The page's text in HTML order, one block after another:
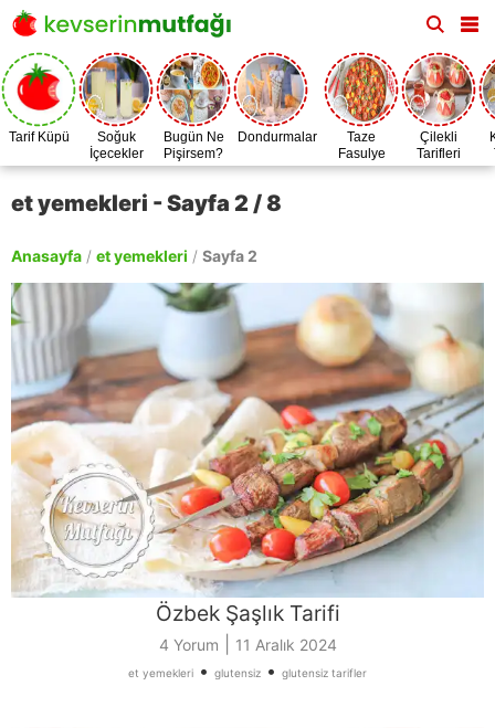
Tarif Küpü
Soğuk
İçecekler
Bugün Ne
Pişirsem?
Dondurmalar
Taze
Fasulye
Zamanı
Çilekli
Tarifleri
et yemekleri - Sayfa 2 / 8
Anasayfa / et yemekleri / Sayfa 2
Özbek Şaşlık Tarifi
4 Yorum 11 Aralık 2024
et yemekleri • glutensiz • glutensiz tarifler